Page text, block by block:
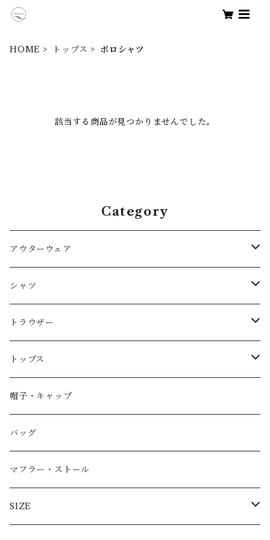
HOME トップス ポロシャツ
該当する商品が見つかりませんでした。
Category
アウターウェア
ブルゾン
ジャケット
カーディガン
スウェットカーディガン
シャツ
ロングスリーブ
ショートスリーブ
トラウザー
ロングパンツ
ショートパンツ
トップス
Ｔシャツ（半袖）
Ｔシャツ（長袖）
スウェットシャツ
スウェットパーカ
帽子・キャップ
バッグ
マフラー・ストール
SIZE